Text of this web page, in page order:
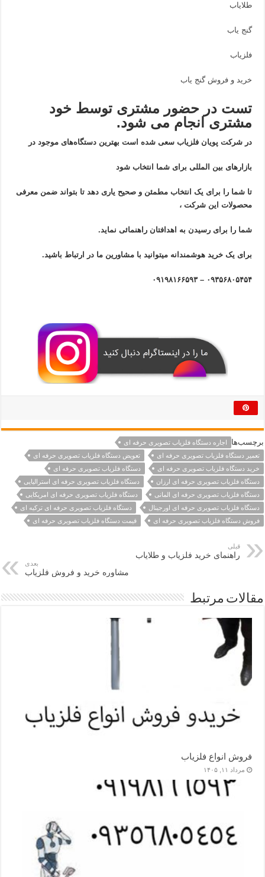
طلایاب
گنج یاب
فلزیاب
خرید و فروش گنج یاب
تست در حضور مشتری توسط خود
مشتری انجام می شود.
در شرکت پویان فلزیاب سعی شده است بهترین دستگاه‌های موجود در
بازار‌های بین المللی برای شما انتخاب شود
تا شما را برای یک انتخاب مطمئن و صحیح یاری دهد تا بتواند ضمن معرفی
محصولات این شرکت ،
شما را برای رسیدن به اهدافتان راهنمائی نماید.
برای یک خرید هوشمندانه میتوانید با مشاورین ما در ارتباط باشید.
۰۹۳۵۶۸۰۵۴۵۴ – ۰۹۱۹۸۱۶۶۵۹۳
برچسب‌ها
اجاره دستگاه فلزیاب تصویری حرفه ای
تعمیر دستگاه فلزیاب تصویری حرفه ای
تعویض دستگاه فلزیاب تصویری حرفه ای
خرید دستگاه فلزیاب تصویری حرفه ای
دستگاه فلزیاب تصویری حرفه ای
دستگاه فلزیاب تصویری حرفه ای ارزان
دستگاه فلزیاب تصویری حرفه ای استرالیایی
دستگاه فلزیاب تصویری حرفه ای المانی
دستگاه فلزیاب تصویری حرفه ای امریکایی
دستگاه فلزیاب تصویری حرفه ای اورجینال
دستگاه فلزیاب تصویری حرفه ای ترکیه ای
فروش دستگاه فلزیاب تصویری حرفه ای
قیمت دستگاه فلزیاب تصویری حرفه ای
قبلی
راهنمای خرید فلزیاب و طلایاب
بعدی
مشاوره خرید و فروش فلزیاب
مقالات مرتبط
فروش انواع فلزیاب
مرداد ۱۱, ۱۴۰۵